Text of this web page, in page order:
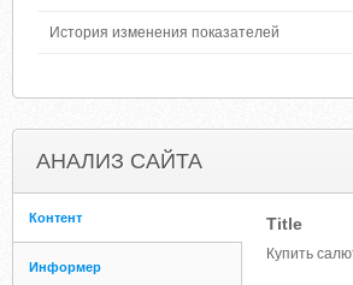
История изменения показателей
АНАЛИЗ САЙТА
Контент
Информер
Title
Купить